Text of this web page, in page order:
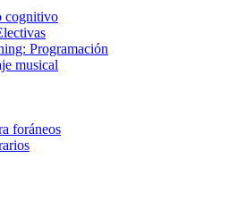
cognitivo
Programación
musical
foráneos